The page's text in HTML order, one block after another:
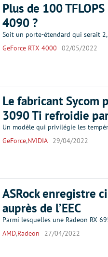
Plus de 100
4090 ?
Soit un porte-étendard qui serait
GeForce RTX 4000
02/05/2022
Le fabricant Sycom
3090 Ti refroidie
Un modèle qui privilégie les
GeForce,NVIDIA 29/04/2022
ASRock enregistre
auprès de l’EEC
Parmi lesquelles une Radeon RX
AMD,Radeon 27/04/2022